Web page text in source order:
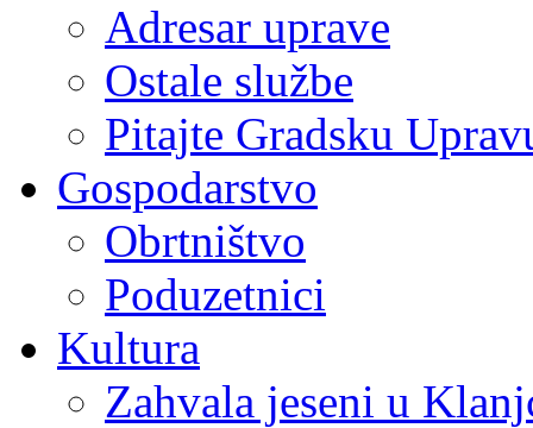
Adresar uprave
Ostale službe
Pitajte Gradsku
Gospodarstvo
Obrtništvo
Poduzetnici
Kultura
Zahvala jeseni u